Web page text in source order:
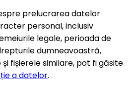
prelucrarea datelor
personal, inclusiv
legale, perioada de
dumneavoastră,
fișierele similare, pot fi găsite
a datelor.